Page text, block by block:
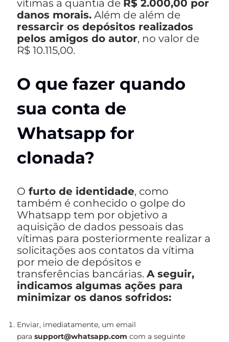
vítimas a quantia de R$ 2.000,00 por
danos morais. Além de além de
ressarcir os depósitos realizados
pelos amigos do autor, no valor de
R$ 10.115,00.
O que fazer quando
sua conta de
Whatsapp for
clonada?
O furto de identidade, como
também é conhecido o golpe do
Whatsapp tem por objetivo a
aquisição de dados pessoais das
vítimas para posteriormente realizar a
solicitações aos contatos da vítima
por meio de depósitos e
transferências bancárias. A seguir,
indicamos algumas ações para
minimizar os danos sofridos:
Enviar, imediatamente, um email
para support@whatsapp.com com a seguinte